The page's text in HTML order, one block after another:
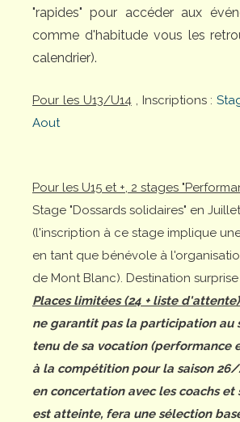
"rapides" pour accéder aux
comme d'habitude vous les
calendrier).
Pour les U13/U14, Inscriptions :
Aout
Pour les U15 et +, 2 stages
Stage "Dossards solidaires" en
(l'inscription à ce stage implique
en tant que bénévole à
de Mont Blanc). Destination surprise
Places limitées (24 + liste d'attente)
ne garantit pas la participation au
tenu de sa vocation (performance
à la compétition pour la saison 26/
en concertation avec les coachs et
est atteinte, fera une sélection